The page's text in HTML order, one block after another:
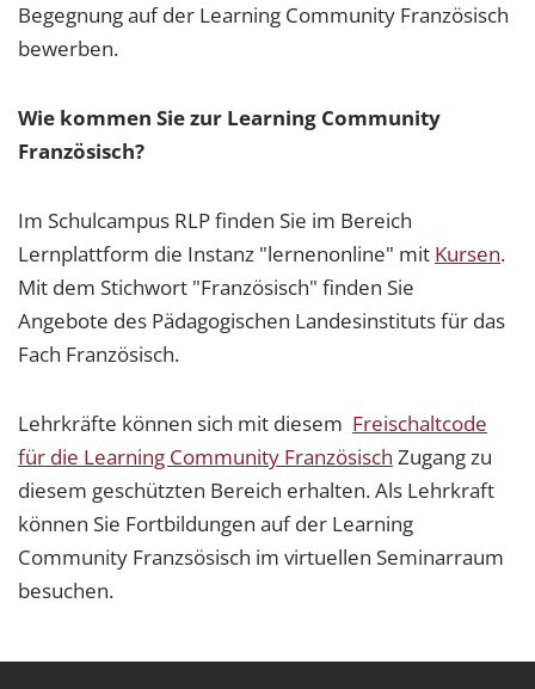
Begegnung auf der Learning Community Französisch
bewerben.
Wie kommen Sie zur Learning Community
Französisch?
Im Schulcampus RLP finden Sie im Bereich
Lernplattform die Instanz "lernenonline" mit Kursen.
Mit dem Stichwort "Französisch" finden Sie
Angebote des Pädagogischen Landesinstituts für das
Fach Französisch.
Lehrkräfte können sich mit diesem Freischaltcode
für die Learning Community Französisch Zugang zu
diesem geschützten Bereich erhalten. Als Lehrkraft
können Sie Fortbildungen auf der Learning
Community Franzsösisch im virtuellen Seminarraum
besuchen.